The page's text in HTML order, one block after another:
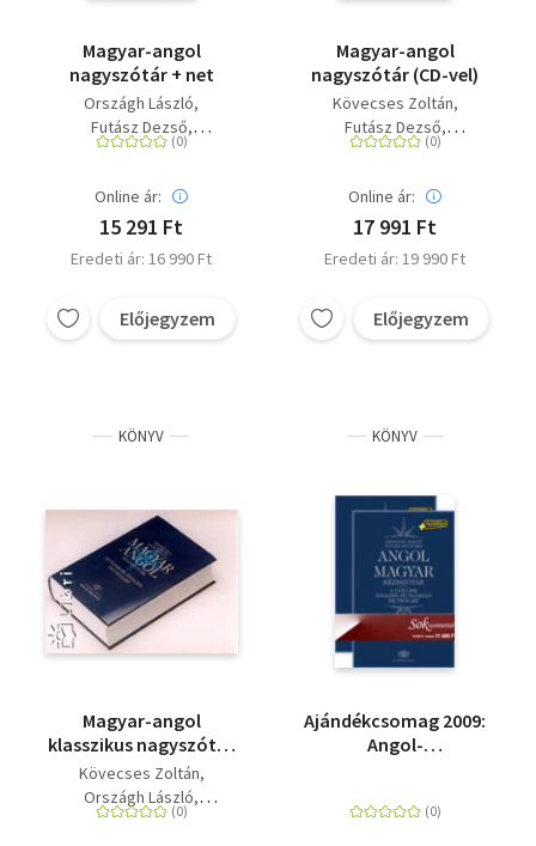
Magyar-angol
nagyszótár + net
Országh László
Futász Dezső
Kövecses Zoltán
Online ár:
15 291 Ft
Eredeti ár: 16 990 Ft
Előjegyzem
Magyar-angol
nagyszótár (CD-vel)
Kövecses Zoltán
Futász Dezső
Országh László
Online ár:
17 991 Ft
Eredeti ár: 19 990 Ft
Előjegyzem
KÖNYV
Magyar-angol
klasszikus nagyszótár
CD-vel + NET
Kövecses Zoltán
Országh László
Futász Dezső
KÖNYV
Ajándékcsomag 2009:
Angol-